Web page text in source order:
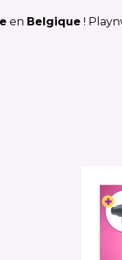
en Belgique !